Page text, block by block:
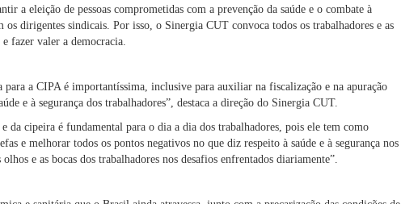
a eleição de pessoas comprometidas com a prevenção da saúde e o combate à
os dirigentes sindicais. Por isso, o Sinergia CUT convoca todos os trabalhadores e as
fazer valer a democracia.
para a CIPA é importantíssima, inclusive para auxiliar na fiscalização e na apuração
e à segurança dos trabalhadores”, destaca a direção do Sinergia CUT.
da cipeira é fundamental para o dia a dia dos trabalhadores, pois ele tem como
e melhorar todos os pontos negativos no que diz respeito à saúde e à segurança nos
e as bocas dos trabalhadores nos desafios enfrentados diariamente”.